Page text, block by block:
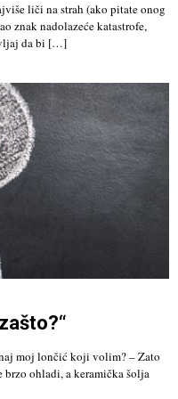
liči na strah (ako pitate onog
znak nadolazeće katastrofe,
da bi […]
moj lončić koji volim? – Zato
ohladi, a keramička šolja